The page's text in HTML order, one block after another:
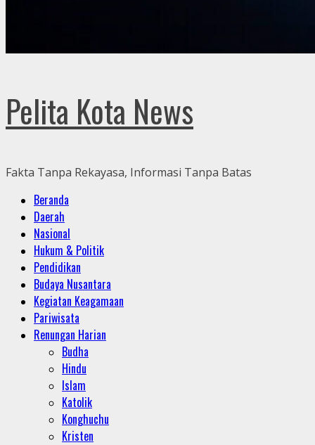
Pelita Kota News
Fakta Tanpa Rekayasa, Informasi Tanpa Batas
Primary
Menu
Beranda
Daerah
Nasional
Hukum & Politik
Pendidikan
Budaya Nusantara
Kegiatan Keagamaan
Pariwisata
Renungan Harian
Budha
Hindu
Islam
Katolik
Konghuchu
Kristen